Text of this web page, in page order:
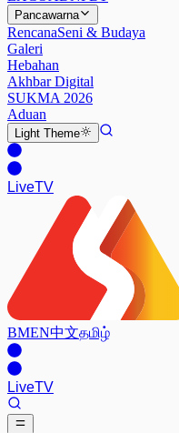
Pancawarna
RencanaSeni & Budaya
Galeri
Hebahan
Akhbar Digital
SUKMA 2026
Aduan
Light Theme
LiveTV
BMEN中文தமிழ்
LiveTV